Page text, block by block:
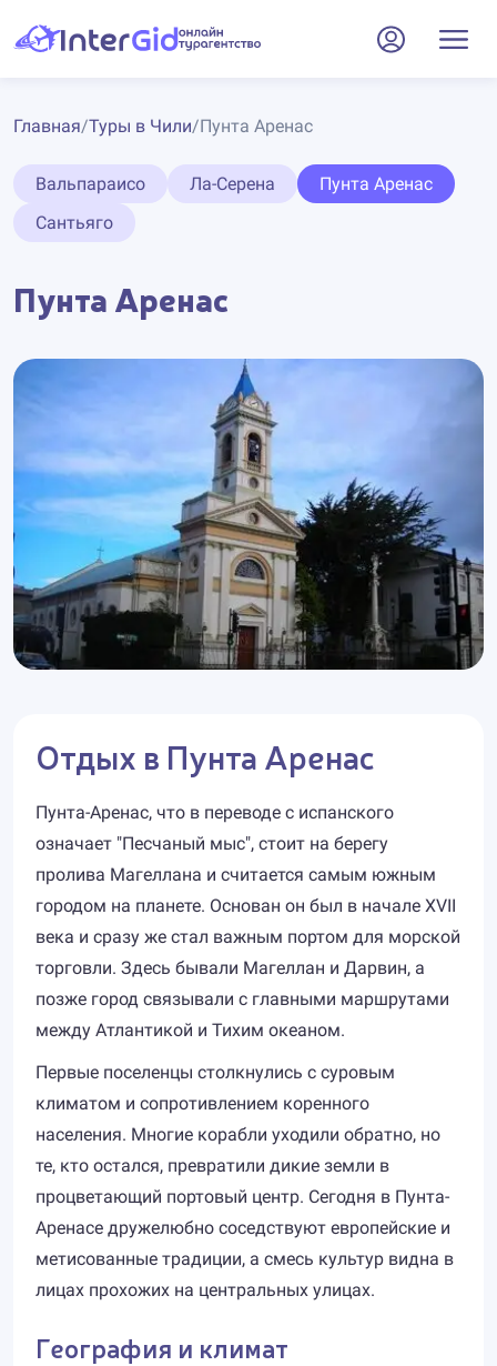
Главная/Туры в Чили/Пунта Аренас
Вальпараисо Ла-Серена
Пунта Аренас
Сантьяго
Пунта Аренас
Отдых в Пунта Аренас
Пунта-Аренас, что в переводе с испанского
означает "Песчаный мыс", стоит на берегу
пролива Магеллана и считается самым южным
городом на планете. Основан он был в начале XVII
века и сразу же стал важным портом для морской
торговли. Здесь бывали Магеллан и Дарвин, а
позже город связывали с главными маршрутами
между Атлантикой и Тихим океаном.
Первые поселенцы столкнулись с суровым
климатом и сопротивлением коренного
населения. Многие корабли уходили обратно, но
те, кто остался, превратили дикие земли в
процветающий портовый центр. Сегодня в Пунта-
Аренасе дружелюбно соседствуют европейские и
метисованные традиции, а смесь культур видна в
лицах прохожих на центральных улицах.
География и климат